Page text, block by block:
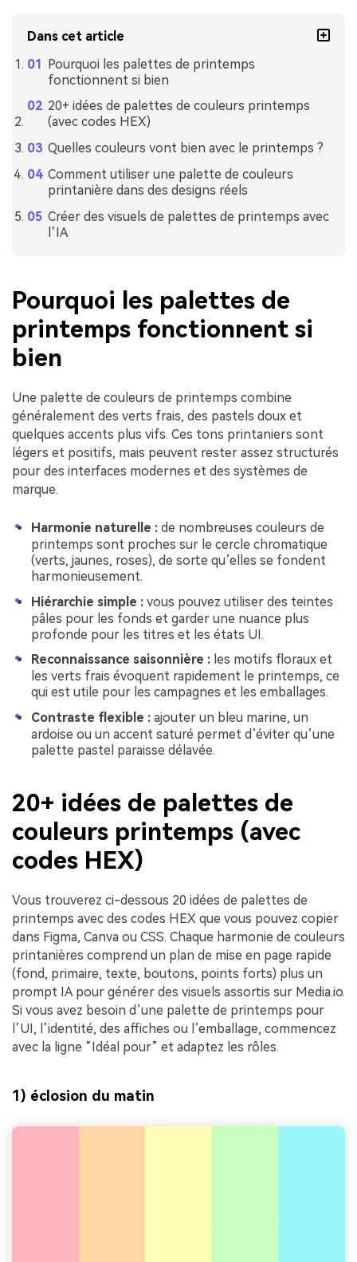
Dans cet article
Pourquoi les palettes de printemps
fonctionnent si bien
20+ idées de palettes de couleurs printemps
(avec codes HEX)
Quelles couleurs vont bien avec le printemps ?
Comment utiliser une palette de couleurs
printanière dans des designs réels
Créer des visuels de palettes de printemps avec
l’IA
Pourquoi les palettes de
printemps fonctionnent si
bien
Une palette de couleurs de printemps combine
généralement des verts frais, des pastels doux et
quelques accents plus vifs. Ces tons printaniers sont
légers et positifs, mais peuvent rester assez structurés
pour des interfaces modernes et des systèmes de
marque.
Harmonie naturelle : de nombreuses couleurs de
printemps sont proches sur le cercle chromatique
(verts, jaunes, roses), de sorte qu’elles se fondent
harmonieusement.
Hiérarchie simple : vous pouvez utiliser des teintes
pâles pour les fonds et garder une nuance plus
profonde pour les titres et les états UI.
Reconnaissance saisonnière : les motifs floraux et
les verts frais évoquent rapidement le printemps, ce
qui est utile pour les campagnes et les emballages.
Contraste flexible : ajouter un bleu marine, un
ardoise ou un accent saturé permet d’éviter qu’une
palette pastel paraisse délavée.
20+ idées de palettes de
couleurs printemps (avec
codes HEX)
Vous trouverez ci-dessous 20 idées de palettes de
printemps avec des codes HEX que vous pouvez copier
dans Figma, Canva ou CSS. Chaque harmonie de couleurs
printanières comprend un plan de mise en page rapide
(fond, primaire, texte, boutons, points forts) plus un
prompt IA pour générer des visuels assortis sur Media.io.
Si vous avez besoin d’une palette de printemps pour
l’UI, l’identité, des affiches ou l’emballage, commencez
avec la ligne “Idéal pour” et adaptez les rôles.
1) éclosion du matin